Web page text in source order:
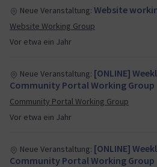
Vor etwa ein Jahr
Neue Veranstaltung: Website
Website Working Group
Vor etwa ein Jahr
Neue Veranstaltung: [ONLINE]
Community Portal Working Group
Community Portal Working Group
Neue Veranstaltung: [ONLINE]
Community Portal Working Group